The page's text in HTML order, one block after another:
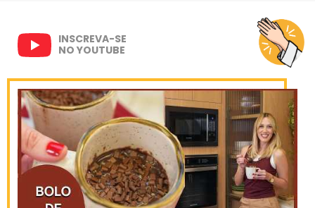
INSCREVA-SE
NO YOUTUBE